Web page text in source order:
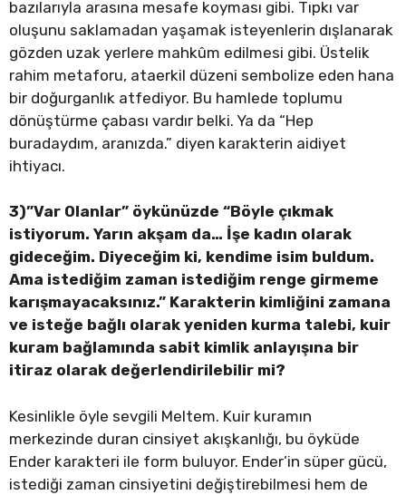
bazılarıyla arasına mesafe koyması gibi. Tıpkı var
oluşunu saklamadan yaşamak isteyenlerin dışlanarak
gözden uzak yerlere mahkûm edilmesi gibi. Üstelik
rahim metaforu, ataerkil düzeni sembolize eden hana
bir doğurganlık atfediyor. Bu hamlede toplumu
dönüştürme çabası vardır belki. Ya da “Hep
buradaydım, aranızda.” diyen karakterin aidiyet
ihtiyacı.
3)”Var Olanlar” öykünüzde “Böyle çıkmak
istiyorum. Yarın akşam da… İşe kadın olarak
gideceğim. Diyeceğim ki, kendime isim buldum.
Ama istediğim zaman istediğim renge girmeme
karışmayacaksınız.” Karakterin kimliğini zamana
ve isteğe bağlı olarak yeniden kurma talebi, kuir
kuram bağlamında sabit kimlik anlayışına bir
itiraz olarak değerlendirilebilir mi?
Kesinlikle öyle sevgili Meltem. Kuir kuramın
merkezinde duran cinsiyet akışkanlığı, bu öyküde
Ender karakteri ile form buluyor. Ender’in süper gücü,
istediği zaman cinsiyetini değiştirebilmesi hem de